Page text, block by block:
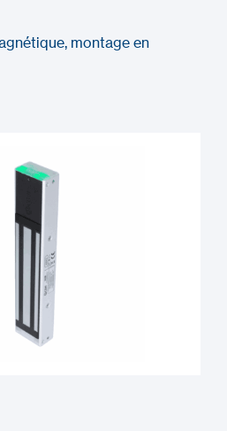
montage en